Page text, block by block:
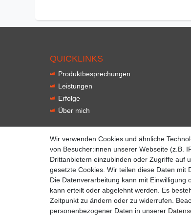
QUICKLINKS
Produktbesprechungen
Leistungen
Erfolge
Über mich
Wir verwenden Cookies und ähnliche
von Besucher:innen unserer Webseite (z.B.
Drittanbietern einzubinden oder Zugriffe auf
gesetzte Cookies. Wir teilen diese Daten mit
Die Datenverarbeitung kann mit
kann erteilt oder abgelehnt werden. Es
Zeitpunkt zu ändern oder zu widerrufen.
personenbezogener Daten in unserer